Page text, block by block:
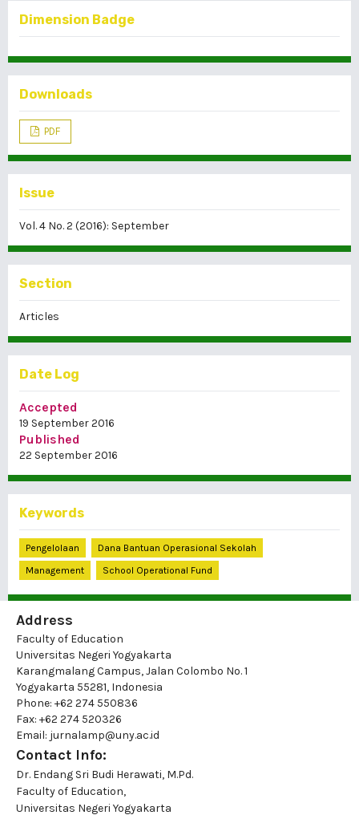
Dimension Badge
Downloads
PDF
Issue
Vol. 4 No. 2 (2016): September
Section
Articles
Date Log
Accepted
19 September 2016
Published
22 September 2016
Keywords
Pengelolaan
Dana Bantuan Operasional Sekolah
Management
School Operational Fund
Address
Faculty of Education
Universitas Negeri Yogyakarta
Karangmalang Campus, Jalan Colombo No. 1
Yogyakarta 55281, Indonesia
Phone: +62 274 550836
Fax: +62 274 520326
Email: jurnalamp@uny.ac.id
Contact Info:
Dr. Endang Sri Budi Herawati, M.Pd.
Faculty of Education,
Universitas Negeri Yogyakarta